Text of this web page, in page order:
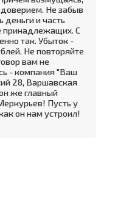
Не забыв
деньги и часть
принадлежащих. С
так. Убыток -
Не повторяйте
вам не
- компания "Ваш
28, Варшавская
же главный
Пусть у
он нам устроил!